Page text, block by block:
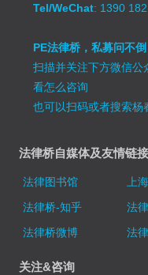
Tel/WeChat: 1390
PE法律桥，私募问不
扫描并关注下方微信公
看怎么咨询
也可以扫码或者搜索
法律桥自媒体及友情链接
法律图书馆 上
法律桥-知乎
法
法律桥微博
法
关注&咨询